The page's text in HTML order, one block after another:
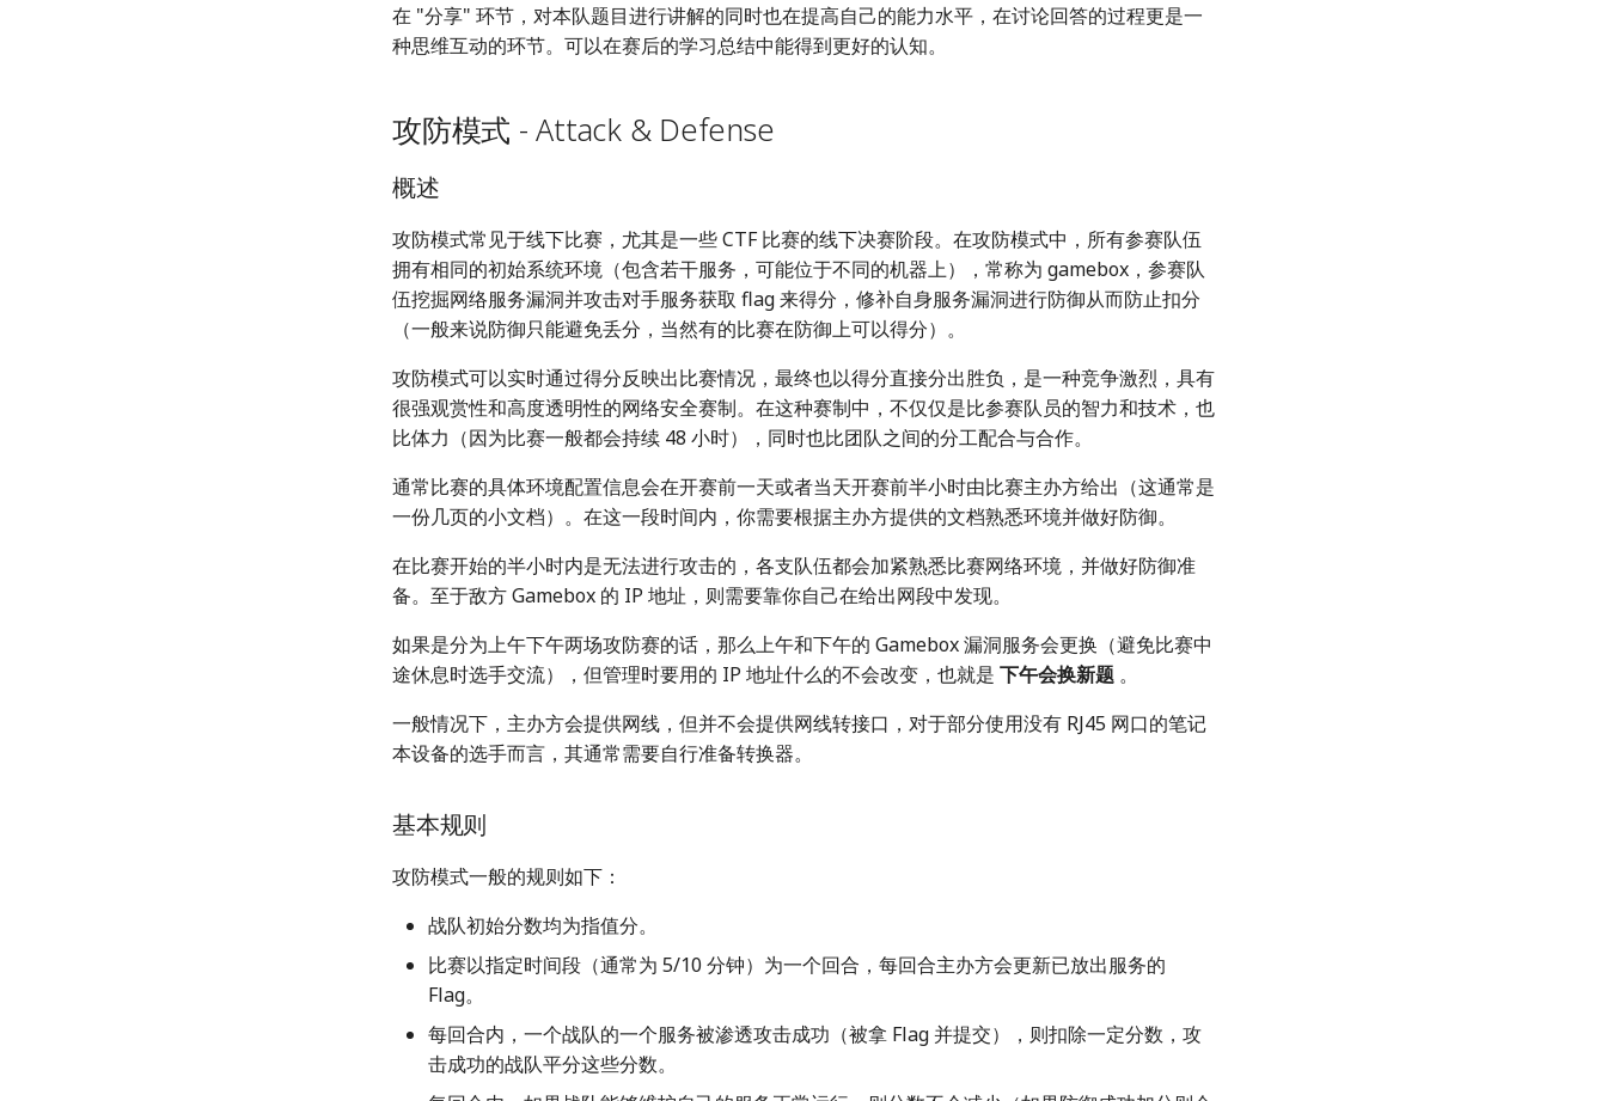
在 "分享" 环节，对本队题目进行讲解的同时也在提高自己的能力水平，在讨论回答的过程更是一
种思维互动的环节。可以在赛后的学习总结中能得到更好的认知。
攻防模式 - Attack & Defense
概述
攻防模式常见于线下比赛，尤其是一些 CTF 比赛的线下决赛阶段。在攻防模式中，所有参赛队伍
拥有相同的初始系统环境（包含若干服务，可能位于不同的机器上），常称为 gamebox，参赛队
伍挖掘网络服务漏洞并攻击对手服务获取 flag 来得分，修补自身服务漏洞进行防御从而防止扣分
（一般来说防御只能避免丢分，当然有的比赛在防御上可以得分）。
攻防模式可以实时通过得分反映出比赛情况，最终也以得分直接分出胜负，是一种竞争激烈，具有
很强观赏性和高度透明性的网络安全赛制。在这种赛制中，不仅仅是比参赛队员的智力和技术，也
比体力（因为比赛一般都会持续 48 小时），同时也比团队之间的分工配合与合作。
通常比赛的具体环境配置信息会在开赛前一天或者当天开赛前半小时由比赛主办方给出（这通常是
一份几页的小文档）。在这一段时间内，你需要根据主办方提供的文档熟悉环境并做好防御。
在比赛开始的半小时内是无法进行攻击的，各支队伍都会加紧熟悉比赛网络环境，并做好防御准
备。至于敌方 Gamebox 的 IP 地址，则需要靠你自己在给出网段中发现。
如果是分为上午下午两场攻防赛的话，那么上午和下午的 Gamebox 漏洞服务会更换（避免比赛中
途休息时选手交流），但管理时要用的 IP 地址什么的不会改变，也就是 下午会换新题 。
一般情况下，主办方会提供网线，但并不会提供网线转接口，对于部分使用没有 RJ45 网口的笔记
本设备的选手而言，其通常需要自行准备转换器。
基本规则
攻防模式一般的规则如下：
战队初始分数均为指值分。
比赛以指定时间段（通常为 5/10 分钟）为一个回合，每回合主办方会更新已放出服务的
Flag。
每回合内，一个战队的一个服务被渗透攻击成功（被拿 Flag 并提交），则扣除一定分数，攻
击成功的战队平分这些分数。